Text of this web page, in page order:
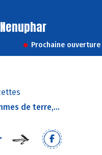
Prochaine ouverture
de terre,...